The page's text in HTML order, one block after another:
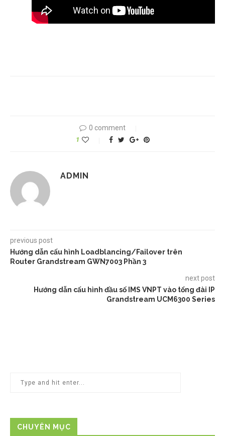
0 comment
1
ADMIN
previous post
Hướng dẫn cấu hình Loadblancing/Failover trên
Router Grandstream GWN7003 Phần 3
next post
Hướng dẫn cấu hình đầu số IMS VNPT vào tổng đài IP
Grandstream UCM6300 Series
CHUYÊN MỤC